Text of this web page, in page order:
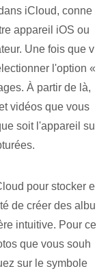
iCloud, conne
appareil iOS ou
Une fois que v
l'option «
À partir de là,
vidéos que vous
soit l'appareil su
pour stocker e
de créer des albu
intuitive. ​Pour ce
que vous souh
sur le⁤ symbole